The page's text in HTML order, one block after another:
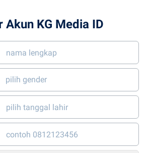
Akun KG Media ID